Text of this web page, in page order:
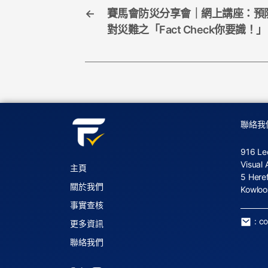
←
賽馬會防災分享會｜網上講座：預
對災難之「Fact Check你要識！」
主頁
關於我們
事實查核
更多資訊
聯絡我們
聯絡我
916
Visual
5
: